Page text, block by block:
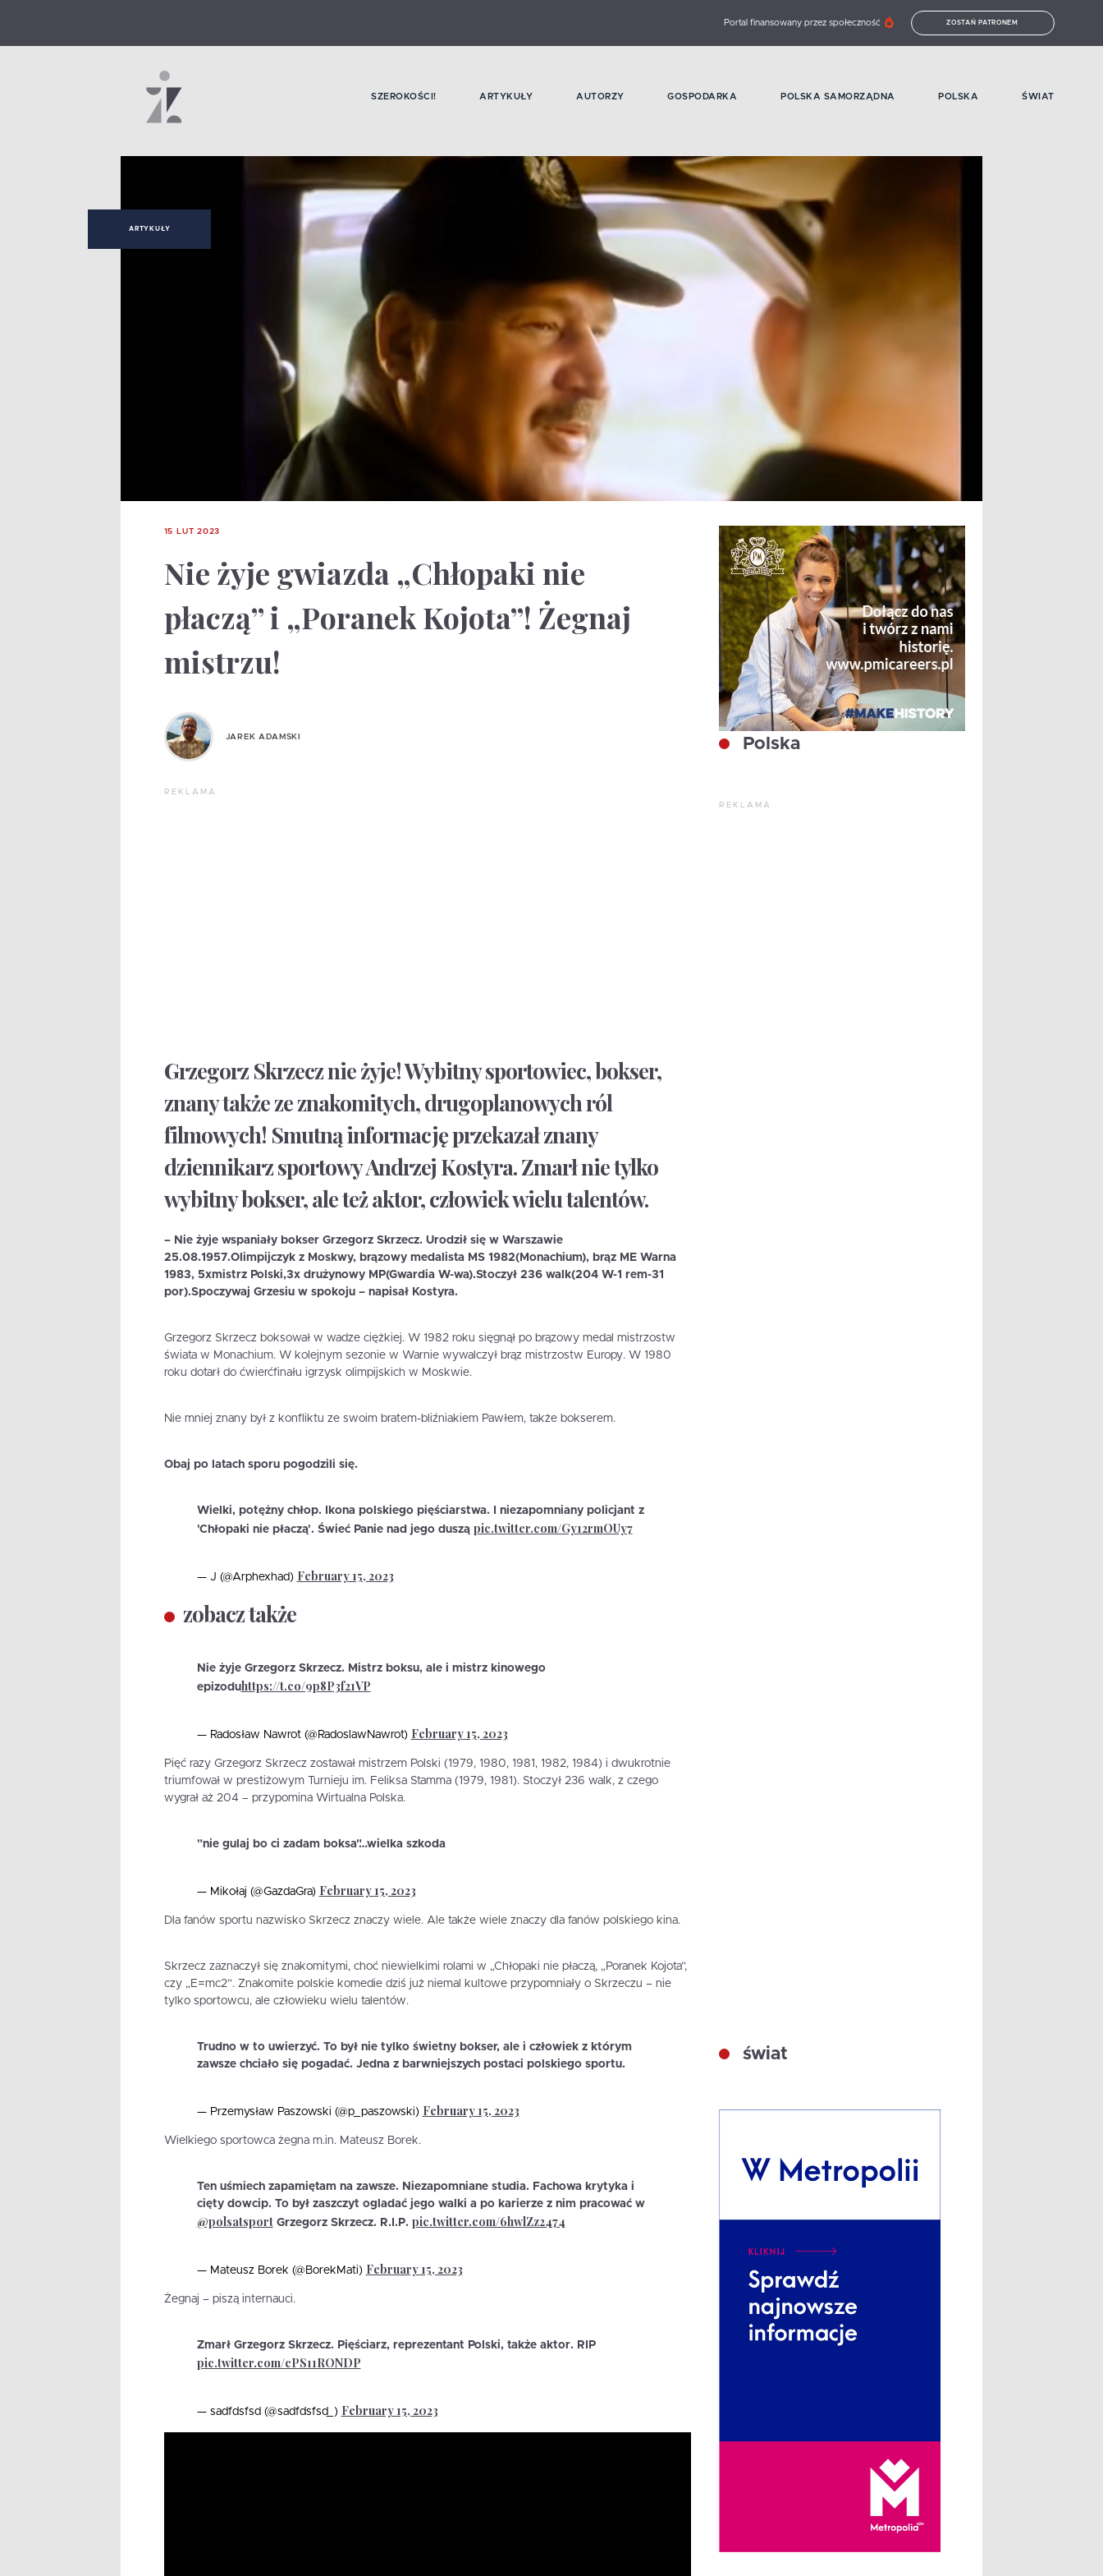
Portal finansowany przez społeczność ZOSTAŃ PATRONEM
SZEROKOŚCI! ARTYKUŁY AUTORZY GOSPODARKA POLSKA SAMORZĄDNA POLSKA ŚWIAT
ARTYKUŁY
15 LUT 2023
Nie żyje gwiazda „Chłopaki nie
płaczą” i „Poranek Kojota”! Żegnaj
mistrzu!
JAREK ADAMSKI
REKLAMA
Grzegorz Skrzecz nie żyje! Wybitny sportowiec, bokser,
znany także ze znakomitych, drugoplanowych ról
filmowych! Smutną informację przekazał znany
dziennikarz sportowy Andrzej Kostyra. Zmarł nie tylko
wybitny bokser, ale też aktor, człowiek wielu talentów.
– Nie żyje wspaniały bokser Grzegorz Skrzecz. Urodził się w Warszawie
25.08.1957.Olimpijczyk z Moskwy, brązowy medalista MS 1982(Monachium), brąz ME Warna
1983, 5xmistrz Polski,3x drużynowy MP(Gwardia W-wa).Stoczył 236 walk(204 W-1 rem-31
por).Spoczywaj Grzesiu w spokoju – napisał Kostyra.
Grzegorz Skrzecz boksował w wadze ciężkiej. W 1982 roku sięgnął po brązowy medal mistrzostw
świata w Monachium. W kolejnym sezonie w Warnie wywalczył brąz mistrzostw Europy. W 1980
roku dotarł do ćwierćfinału igrzysk olimpijskich w Moskwie.
Nie mniej znany był z konfliktu ze swoim bratem-bliźniakiem Pawłem, także bokserem.
Obaj po latach sporu pogodzili się.
Wielki, potężny chłop. Ikona polskiego pięściarstwa. I niezapomniany policjant z
'Chłopaki nie płaczą'. Świeć Panie nad jego duszą pic.twitter.com/Gy12rmOUy7
— J (@Arphexhad) February 15, 2023
zobacz także
Nie żyje Grzegorz Skrzecz. Mistrz boksu, ale i mistrz kinowego
epizoduhttps://t.co/9p8P3f21VP
— Radosław Nawrot (@RadoslawNawrot) February 15, 2023
Pięć razy Grzegorz Skrzecz zostawał mistrzem Polski (1979, 1980, 1981, 1982, 1984) i dwukrotnie
triumfował w prestiżowym Turnieju im. Feliksa Stamma (1979, 1981). Stoczył 236 walk, z czego
wygrał aż 204 – przypomina Wirtualna Polska.
"nie gulaj bo ci zadam boksa"…wielka szkoda
— Mikołaj (@GazdaGra) February 15, 2023
Dla fanów sportu nazwisko Skrzecz znaczy wiele. Ale także wiele znaczy dla fanów polskiego kina.
Skrzecz zaznaczył się znakomitymi, choć niewielkimi rolami w „Chłopaki nie płaczą, „Poranek Kojota”,
czy „E=mc2”. Znakomite polskie komedie dziś już niemal kultowe przypomniały o Skrzeczu – nie
tylko sportowcu, ale człowieku wielu talentów.
Trudno w to uwierzyć. To był nie tylko świetny bokser, ale i człowiek z którym
zawsze chciało się pogadać. Jedna z barwniejszych postaci polskiego sportu.
— Przemysław Paszowski (@p_paszowski) February 15, 2023
Wielkiego sportowca żegna m.in. Mateusz Borek.
Ten uśmiech zapamiętam na zawsze. Niezapomniane studia. Fachowa krytyka i
cięty dowcip. To był zaszczyt ogladać jego walki a po karierze z nim pracować w
@polsatsportGrzegorz Skrzecz. R.I.P. pic.twitter.com/6hwlZz2474
— Mateusz Borek (@BorekMati) February 15, 2023
Żegnaj – piszą internauci.
Zmarł Grzegorz Skrzecz. Pięściarz, reprezentant Polski, także aktor. RIP
pic.twitter.com/cPS11RONDP
— sadfdsfsd (@sadfdsfsd_) February 15, 2023
Polska
REKLAMA
świat